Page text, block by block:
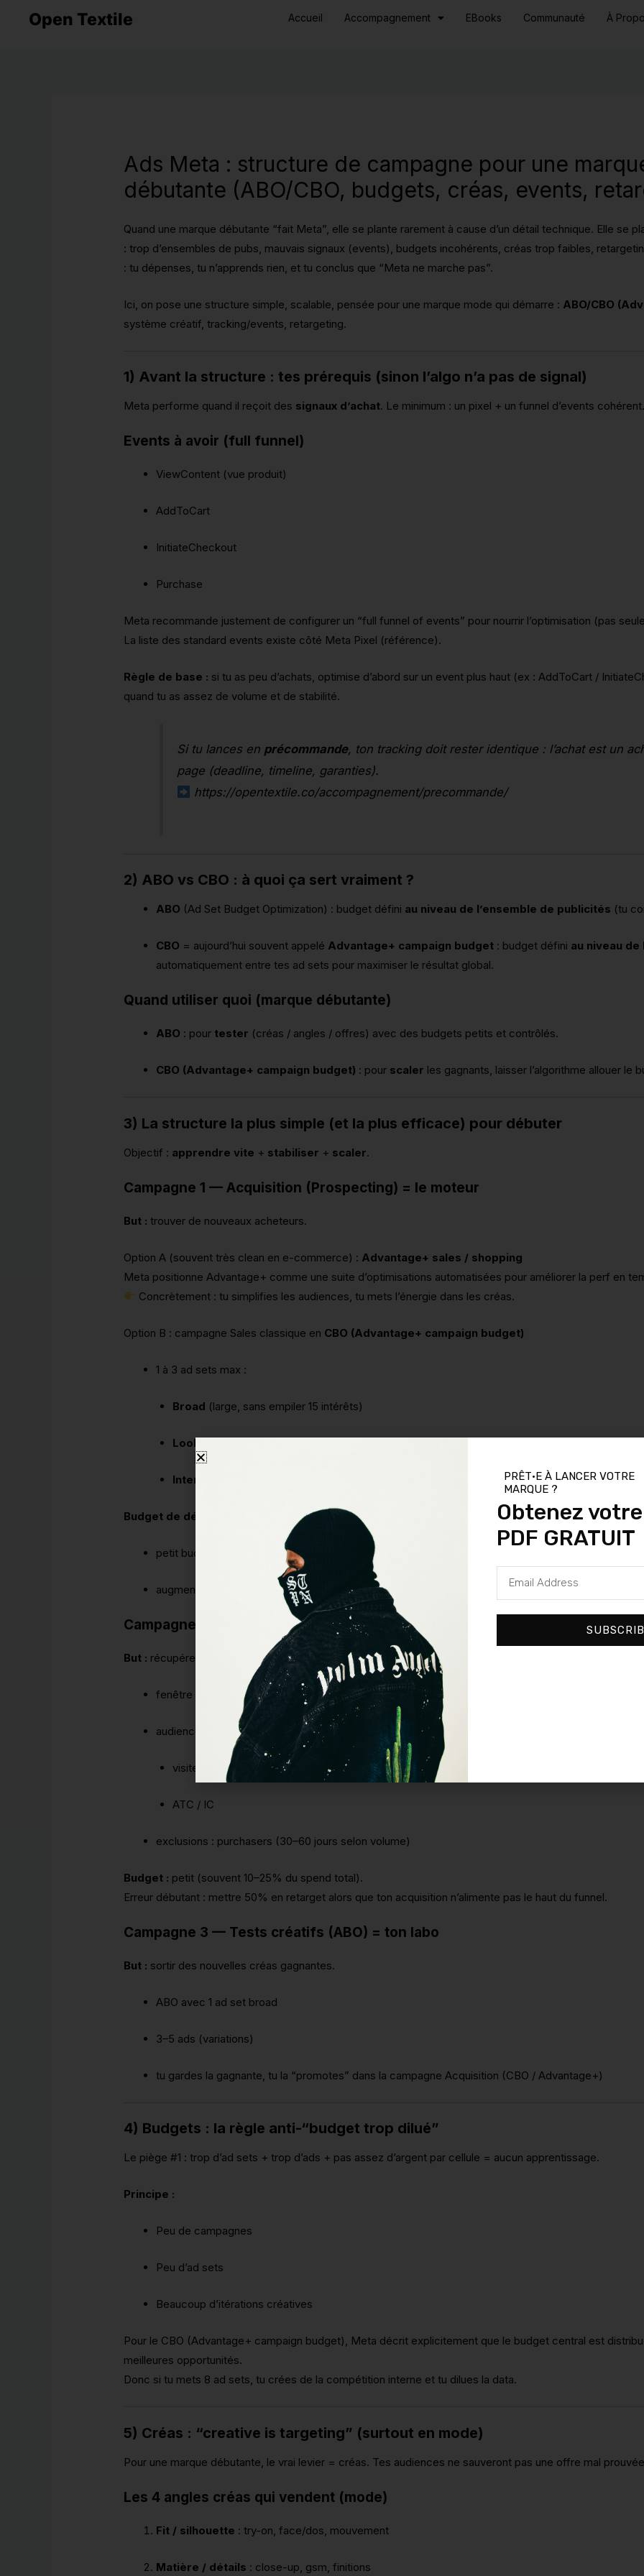
Open Textile Accueil Accompagnement EBooks Communauté À
Ads Meta : structure de campagne pour une
débutante (ABO/CBO, budgets, créas, events,
Quand une marque débutante “fait Meta”, elle se plante rarement à cause d’un détail technique. Elle se
: trop d’ensembles de pubs, mauvais signaux (events), budgets incohérents, créas trop faibles,
: tu dépenses, tu n’apprends rien, et tu conclus que “Meta ne marche pas”.
Ici, on pose une structure simple, scalable, pensée pour une marque mode qui démarre : ABO/CBO
système créatif, tracking/events, retargeting.
1) Avant la structure : tes prérequis (sinon l’algo n’a pas de signal)
Meta performe quand il reçoit des signaux d’achat. Le minimum : un pixel + un funnel d’events
Events à avoir (full funnel)
ViewContent (vue produit)
AddToCart
InitiateCheckout
Purchase
Meta recommande justement de configurer un “full funnel of events” pour nourrir l’optimisation (pas
La liste des standard events existe côté Meta Pixel (référence).
Règle de base : si tu as peu d’achats, optimise d’abord sur un event plus haut (ex : AddToCart /
quand tu as assez de volume et de stabilité.
Si tu lances en précommande, ton tracking doit rester identique : l’achat est un
page (deadline, timeline, garanties).
https://opentextile.co/accompagnement/precommande/
2) ABO vs CBO : à quoi ça sert vraiment ?
ABO (Ad Set Budget Optimization) : budget défini au niveau de l’ensemble de publicités (tu
CBO = aujourd’hui souvent appelé Advantage+ campaign budget : budget défini au niveau de
automatiquement entre tes ad sets pour maximiser le résultat global.
Quand utiliser quoi (marque débutante)
ABO : pour tester (créas / angles / offres) avec des budgets petits et contrôlés.
CBO (Advantage+ campaign budget) : pour scaler les gagnants, laisser l’algorithme allouer le
3) La structure la plus simple (et la plus efficace) pour débuter
Objectif : apprendre vite + stabiliser + scaler.
Campagne 1 — Acquisition (Prospecting) = le moteur
But : trouver de nouveaux acheteurs.
Option A (souvent très clean en e-commerce) : Advantage+ sales / shopping
Meta positionne Advantage+ comme une suite d’optimisations automatisées pour améliorer la perf en
Concrètement : tu simplifies les audiences, tu mets l’énergie dans les créas.
Option B : campagne Sales classique en CBO (Advantage+ campaign budget)
1 à 3 ad sets max :
Broad (large, sans empiler 15 intérêts)
Lookalike
Interest
Budget de départ (logique, pas magique)
petit budget : privilégie 1 campagne propre plutôt que 6 campagnes sous-alimentées
augmente par paliers (ex : +15–25%) quand tu as stabilité (plusieurs jours)
Campagne 2 — Retargeting (chaud) = la “récup”
But : récupérer ceux qui ont montré de l’intention.
fenêtre 7–14 jours (début)
audiences :
visiteurs PDP
ATC / IC
exclusions : purchasers (30–60 jours selon volume)
Budget : petit (souvent 10–25% du spend total).
Erreur débutant : mettre 50% en retarget alors que ton acquisition n’alimente pas le haut du funnel.
Campagne 3 — Tests créatifs (ABO) = ton labo
But : sortir des nouvelles créas gagnantes.
ABO avec 1 ad set broad
3–5 ads (variations)
tu gardes la gagnante, tu la “promotes” dans la campagne Acquisition (CBO / Advantage+)
4) Budgets : la règle anti-“budget trop dilué”
Le piège #1 : trop d’ad sets + trop d’ads + pas assez d’argent par cellule = aucun apprentissage.
Principe :
Peu de campagnes
Peu d’ad sets
Beaucoup d’itérations créatives
Pour le CBO (Advantage+ campaign budget), Meta décrit explicitement que le budget central est
meilleures opportunités.
Donc si tu mets 8 ad sets, tu crées de la compétition interne et tu dilues la data.
5) Créas : “creative is targeting” (surtout en mode)
Pour une marque débutante, le vrai levier = créas. Tes audiences ne sauveront pas une offre mal
Les 4 angles créas qui vendent (mode)
Fit / silhouette : try-on, face/dos, mouvement
Matière / détails : close-up, gsm, finitions
PRÊT·E À LANCER VOTRE
MARQUE ?
Obtenez
PDF GRATUIT
Address